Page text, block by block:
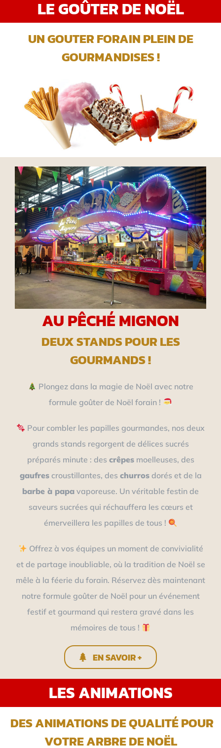
LE GOÛTER DE NOËL
UN GOUTER FORAIN PLEIN DE
GOURMANDISES !
AU PÊCHÉ MIGNON
DEUX STANDS POUR LES
GOURMANDS !
Plongez dans la magie de Noël avec notre
formule goûter de Noël forain !
Pour combler les papilles gourmandes, nos deux
grands stands regorgent de délices sucrés
préparés minute : des crêpesmoelleuses, des
gaufrescroustillantes, des churrosdorés et de la
barbe à papa vaporeuse. Un véritable festin de
saveurs sucrées qui réchauffera les cœurs et
émerveillera les papilles de tous !
Offrez à vos équipes un moment de convivialité
et de partage inoubliable, où la tradition de Noël se
mêle à la féerie du forain. Réservez dès maintenant
notre formule goûter de Noël pour un événement
festif et gourmand qui restera gravé dans les
mémoires de tous !
EN SAVOIR +
LES ANIMATIONS
DES ANIMATIONS DE QUALITÉ POUR
VOTRE ARBRE DE NOËL